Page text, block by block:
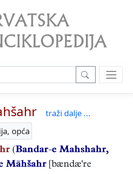
traži dalje ...
opća
(Bandar-e Mahshahr,
Māhšahr [bændæ're